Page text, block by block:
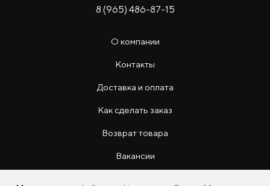
8 (965) 486-87-15
О компании
Контакты
Доставка и оплата
Как сделать заказ
Возврат товара
Вакансии